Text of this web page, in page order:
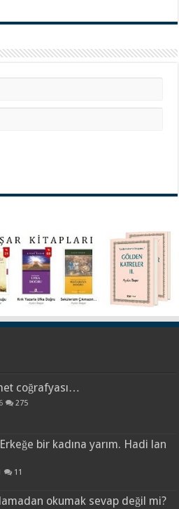
coğrafyası…
275
bir kadına yarım. Hadi lan
11
okumak sevap değil mi?